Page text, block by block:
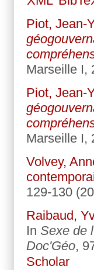
Piot, Jean-
Marseille I,
Piot, Jean-
Marseille I,
Volvey,
129-130
Raibaud,
In Sexe de
Doc'Géo,
Scholar